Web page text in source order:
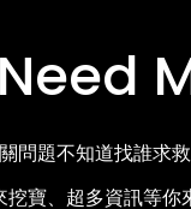
Need
問題不知道找誰求
寶、超多資訊等你